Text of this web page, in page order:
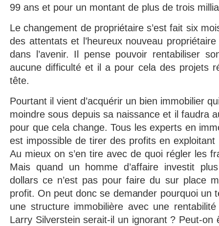
99 ans et pour un montant de plus de trois
Le changement de propriétaire s’est fait six
des attentats et l’heureux nouveau
dans l’avenir. Il pense pouvoir rentabiliser
aucune difficulté et il a pour cela des projets
tête.
Pourtant il vient d’acquérir un bien immobilier
moindre sous depuis sa naissance et il faudra
pour que cela change. Tous les experts en
est impossible de tirer des profits en
Au mieux on s’en tire avec de quoi régler les
Mais quand un homme d’affaire investit
dollars ce n’est pas pour faire du sur place
profit. On peut donc se demander pourquoi un
une structure immobilière avec une
Larry Silverstein serait-il un ignorant ? Peut-on